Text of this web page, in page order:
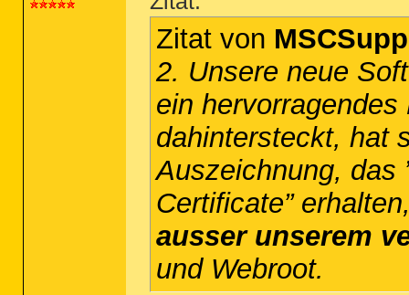
Zitat von
2. Unsere neue
ein
dahintersteckt, hat
Auszeichnung, das
Certificate”
ausser unserem
und Webroot.